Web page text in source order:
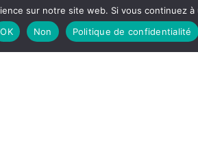
sur notre site web. Si vous continuez
OK
Non Politique de confidentialité